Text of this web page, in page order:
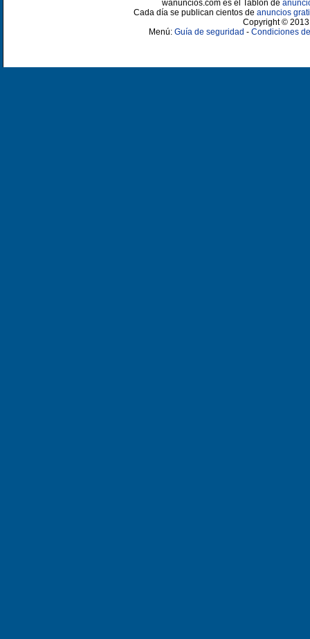
wanuncios.com es el Tablón de
Cada día se publican cientos de anuncios
Copyright ©
Menú: Guía de seguridad - Condiciones